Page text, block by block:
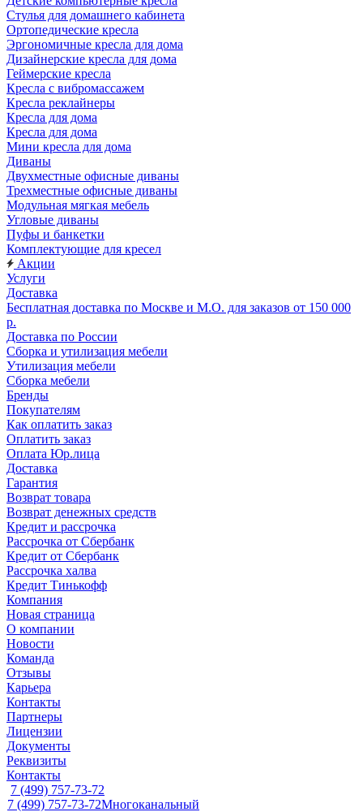
Стулья для домашнего кабинета
Ортопедические кресла
Эргономичные кресла для дома
Дизайнерские кресла для дома
Геймерские кресла
Кресла с вибромассажем
Кресла реклайнеры
Кресла для дома
Кресла для дома
Мини кресла для дома
Диваны
Двухместные офисные диваны
Трехместные офисные диваны
Модульная мягкая мебель
Угловые диваны
Пуфы и банкетки
Комплектующие для кресел
Акции
Услуги
Доставка
Бесплатная доставка по Москве и М.О. для заказов от 150 000
р.
Доставка по России
Сборка и утилизация мебели
Утилизация мебели
Сборка мебели
Бренды
Покупателям
Как оплатить заказ
Оплатить заказ
Оплата Юр.лица
Доставка
Гарантия
Возврат товара
Возврат денежных средств
Кредит и рассрочка
Рассрочка от Сбербанк
Кредит от Сбербанк
Рассрочка халва
Кредит Тинькофф
Компания
Новая страница
О компании
Новости
Команда
Отзывы
Карьера
Контакты
Партнеры
Лицензии
Документы
Реквизиты
Контакты
7 (499) 757-73-72
7 (499) 757-73-72Многоканальный